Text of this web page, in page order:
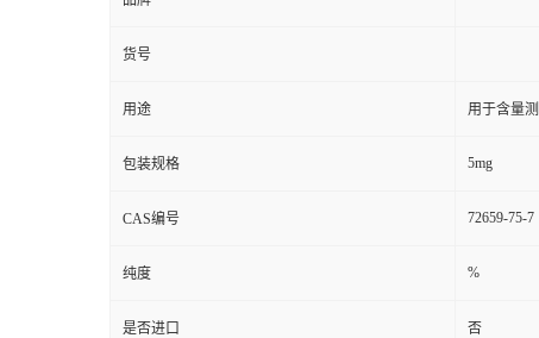
货号
用途 用于含量
包装规格 5mg
CAS编号 72659-75-7
纯度 %
是否进口 否